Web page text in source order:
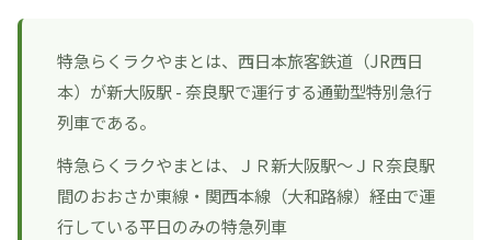
特急らくラクやまとは、西日本旅客鉄道（JR西日
本）が新大阪駅 - 奈良駅で運行する通勤型特別急行
列車である。
特急らくラクやまとは、ＪＲ新大阪駅〜ＪＲ奈良駅
間のおおさか東線・関西本線（大和路線）経由で運
行している平日のみの特急列車